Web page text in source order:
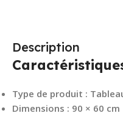
Description
Type de produit :
Dimensions : 90 × 60 cm